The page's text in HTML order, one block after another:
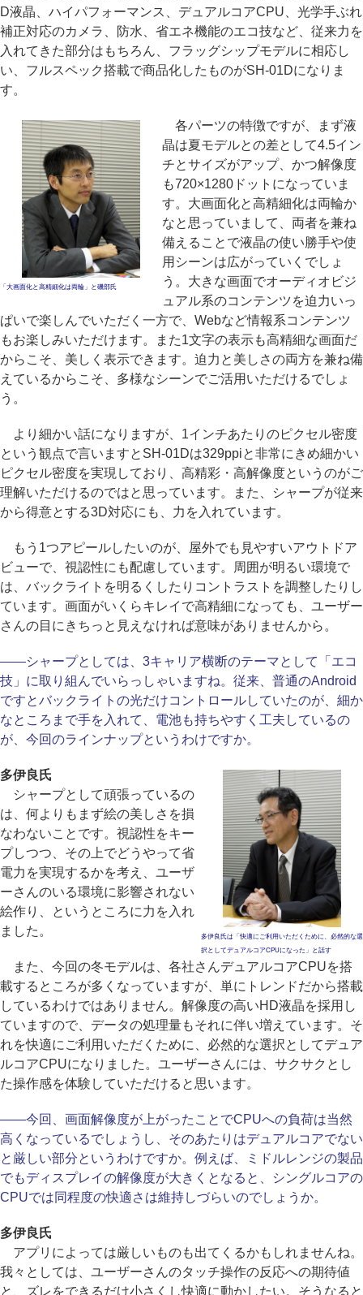
D液晶、ハイパフォーマンス、デュアルコアCPU、光学手ぶれ
補正対応のカメラ、防水、省エネ機能のエコ技など、従来力を
入れてきた部分はもちろん、フラッグシップモデルに相応し
い、フルスペック搭載で商品化したものがSH-01Dになりま
す。
「大画面化と高精細化は両輪」と磯部氏
各パーツの特徴ですが、まず液
晶は夏モデルとの差として4.5イン
チとサイズがアップ、かつ解像度
も720×1280ドットになっていま
す。大画面化と高精細化は両輪か
なと思っていまして、両者を兼ね
備えることで液晶の使い勝手や使
用シーンは広がっていくでしょ
う。大きな画面でオーディオビジ
ュアル系のコンテンツを迫力いっ
ぱいで楽しんでいただく一方で、Webなど情報系コンテンツ
もお楽しみいただけます。また1文字の表示も高精細な画面だ
からこそ、美しく表示できます。迫力と美しさの両方を兼ね備
えているからこそ、多様なシーンでご活用いただけるでしょ
う。
より細かい話になりますが、1インチあたりのピクセル密度
という観点で言いますとSH-01Dは329ppiと非常にきめ細かい
ピクセル密度を実現しており、高精彩・高解像度というのがご
理解いただけるのではと思っています。また、シャープが従来
から得意とする3D対応にも、力を入れています。
もう1つアピールしたいのが、屋外でも見やすいアウトドア
ビューで、視認性にも配慮しています。周囲が明るい環境で
は、バックライトを明るくしたりコントラストを調整したりし
ています。画面がいくらキレイで高精細になっても、ユーザー
さんの目にきちっと見えなければ意味がありませんから。
――シャープとしては、3キャリア横断のテーマとして「エコ
技」に取り組んでいらっしゃいますね。従来、普通のAndroid
ですとバックライトの光だけコントロールしていたのが、細か
なところまで手を入れて、電池も持ちやすく工夫しているの
が、今回のラインナップというわけですか。
多伊良氏は「快適にご利用いただくために、必然的な選
択としてデュアルコアCPUになった」と話す
多伊良氏
シャープとして頑張っているの
は、何よりもまず絵の美しさを損
なわないことです。視認性をキー
プしつつ、その上でどうやって省
電力を実現するかを考え、ユーザ
ーさんのいる環境に影響されない
絵作り、というところに力を入れ
ました。
また、今回の冬モデルは、各社さんデュアルコアCPUを搭
載するところが多くなっていますが、単にトレンドだから搭載
しているわけではありません。解像度の高いHD液晶を採用し
ていますので、データの処理量もそれに伴い増えています。そ
れを快適にご利用いただくために、必然的な選択としてデュア
ルコアCPUになりました。ユーザーさんには、サクサクとし
た操作感を体験していただけると思います。
――今回、画面解像度が上がったことでCPUへの負荷は当然
高くなっているでしょうし、そのあたりはデュアルコアでない
と厳しい部分というわけですか。例えば、ミドルレンジの製品
でもディスプレイの解像度が大きくとなると、シングルコアの
CPUでは同程度の快適さは維持しづらいのでしょうか。
多伊良氏
アプリによっては厳しいものも出てくるかもしれませんね。
我々としては、ユーザーさんのタッチ操作の反応への期待値
と、ズレをできるだけ小さくし快適に動かしたい。そうなると